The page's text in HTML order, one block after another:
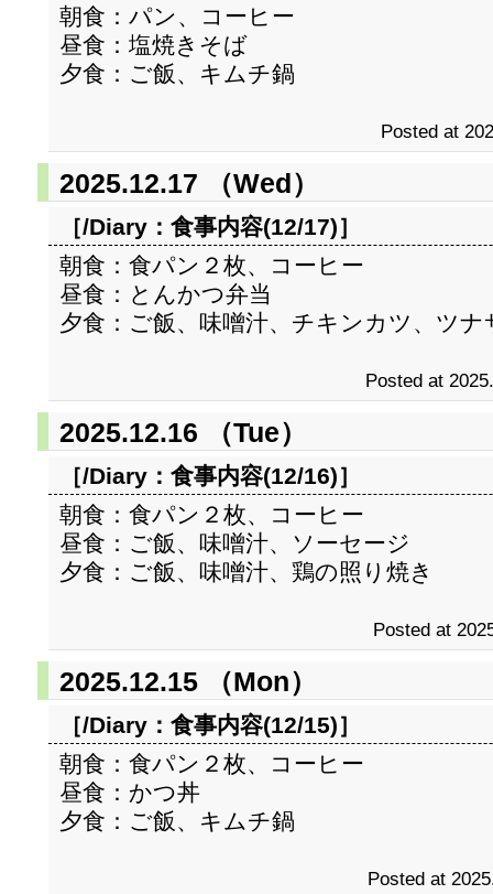
朝食：パン、コーヒー
昼食：塩焼きそば
夕食：ご飯、キムチ鍋
Posted at
2025.12.17 （Wed）
［/Diary： 食事内容(12/17)］
朝食：食パン２枚、コーヒー
昼食：とんかつ弁当
夕食：ご飯、味噌汁、チキンカツ、ツナ
Posted at
2025.12.16 （Tue）
［/Diary： 食事内容(12/16)］
朝食：食パン２枚、コーヒー
昼食：ご飯、味噌汁、ソーセージ
夕食：ご飯、味噌汁、鶏の照り焼き
Posted at
2025.12.15 （Mon）
［/Diary： 食事内容(12/15)］
朝食：食パン２枚、コーヒー
昼食：かつ丼
夕食：ご飯、キムチ鍋
Posted at